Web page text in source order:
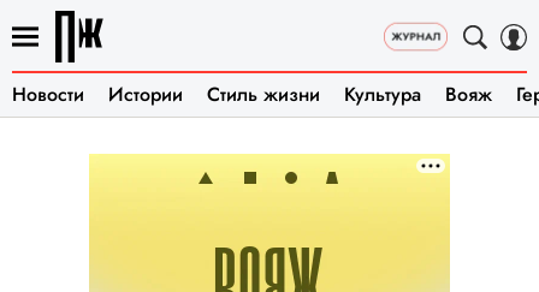
Новости Истории Стиль жизни Культура Вояж